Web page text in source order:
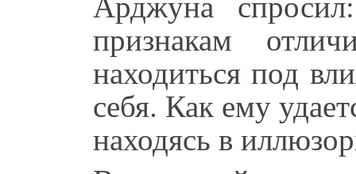
признакам
находиться под
себя. Как ему
находясь в